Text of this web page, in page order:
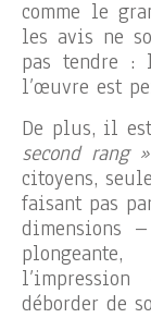
comme le
les avis ne
pas tendre :
l’œuvre est
De plus, il
second rang »
citoyens,
faisant pas
dimensions
déborder de